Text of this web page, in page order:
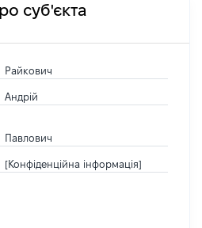
суб'єкта
Райкович
Андрій
Павлович
[Конфіденційна інформація]